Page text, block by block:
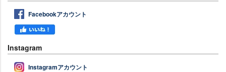
Facebookアカウント
Instagram
Instagramアカウント